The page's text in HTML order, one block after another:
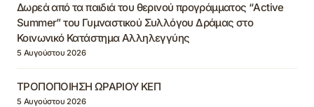
Δωρεά από τα παιδιά του θερινού προγράμματος “Active
Summer” του Γυμναστικού Συλλόγου Δράμας στο
Κοινωνικό Κατάστημα Αλληλεγγύης
5 Αυγούστου 2026
ΤΡΟΠΟΠΟΙΗΣΗ ΩΡΑΡΙΟΥ ΚΕΠ
5 Αυγούστου 2026